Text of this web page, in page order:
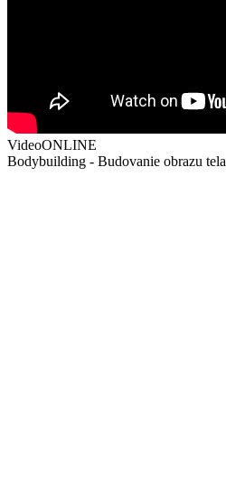
VideoONLINE
Bodybuilding - Budovanie obrazu tela